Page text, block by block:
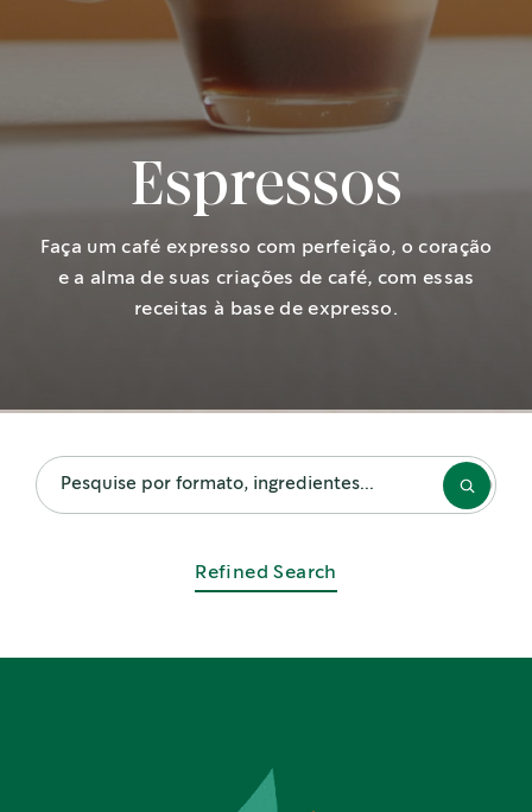
Espressos
Faça um café expresso com perfeição, o coração
e a alma de suas criações de café, com essas
receitas à base de expresso.
RECEITAS POPULARESRefined Search